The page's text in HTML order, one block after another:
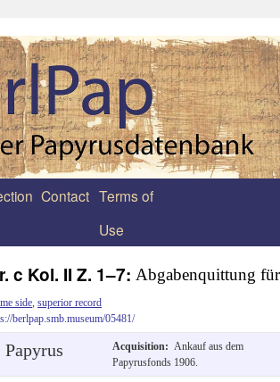
Contact Terms of
Use
c Kol. II Z. 1–7: Abgabenquittung
side superior record
berlpap.smb.museum/05481/
Papyrus Acquisition: Ankauf aus dem
Papyrusfonds 1906.